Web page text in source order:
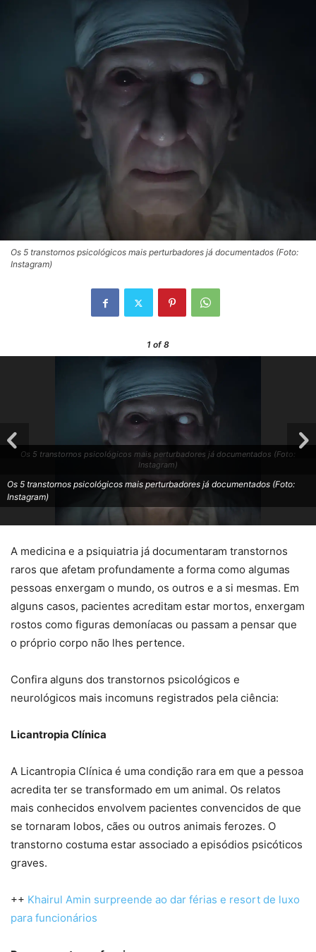
Os 5 transtornos psicológicos mais perturbadores já documentados (Foto:
Instagram)
1 of 8
Os 5 transtornos psicológicos mais perturbadores já documentados (Foto:
Instagram)
Os 5 transtornos psicológicos mais perturbadores já documentados (Foto:
Instagram)
A medicina e a psiquiatria já documentaram transtornos
raros que afetam profundamente a forma como algumas
pessoas enxergam o mundo, os outros e a si mesmas. Em
alguns casos, pacientes acreditam estar mortos, enxergam
rostos como figuras demoníacas ou passam a pensar que
o próprio corpo não lhes pertence.
Confira alguns dos transtornos psicológicos e
neurológicos mais incomuns registrados pela ciência:
Licantropia Clínica
A Licantropia Clínica é uma condição rara em que a pessoa
acredita ter se transformado em um animal. Os relatos
mais conhecidos envolvem pacientes convencidos de que
se tornaram lobos, cães ou outros animais ferozes. O
transtorno costuma estar associado a episódios psicóticos
graves.
++ Khairul Amin surpreende ao dar férias e resort de luxo
para funcionários